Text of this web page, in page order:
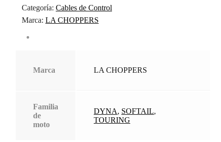
Categoría: Cables de Control
Marca: LA CHOPPERS
Marca LA CHOPPERS
Familia
de
moto
DYNA, SOFTAIL,
TOURING